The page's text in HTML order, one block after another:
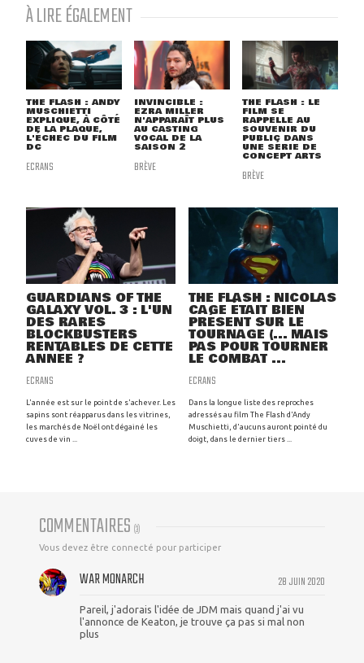
À LIRE ÉGALEMENT
THE FLASH : ANDY
MUSCHIETTI
EXPLIQUE, À CÔTÉ
DE LA PLAQUE,
L'ÉCHEC DU FILM
DC
ECRANS
INVINCIBLE :
EZRA MILLER
N'APPARAÎT PLUS
AU CASTING
VOCAL DE LA
SAISON 2
BRÈVE
THE FLASH : LE
FILM SE
RAPPELLE AU
SOUVENIR DU
PUBLIC DANS
UNE SÉRIE DE
CONCEPT ARTS
BRÈVE
GUARDIANS OF THE
GALAXY VOL. 3 : L'UN
DES RARES
BLOCKBUSTERS
RENTABLES DE CETTE
ANNÉE ?
ECRANS
L'année est sur le point de s'achever. Les
sapins sont réapparus dans les vitrines,
les marchés de Noël ont dégainé les
cuves de vin ...
THE FLASH : NICOLAS
CAGE ÉTAIT BIEN
PRÉSENT SUR LE
TOURNAGE (... MAIS
PAS POUR TOURNER
LE COMBAT ...
ECRANS
Dans la longue liste des reproches
adressés au film The Flash d'Andy
Muschietti, d'aucuns auront pointé du
doigt, dans le dernier tiers ...
COMMENTAIRES (3)
Vous devez être connecté pour participer
28 JUIN 2020
WAR MONARCH
Pareil, j'adorais l'idée de JDM mais quand j'ai vu
l'annonce de Keaton, je trouve ça pas si mal non
plus